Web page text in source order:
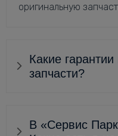
оригинальную
Какие
запчасти?
В «Сервис